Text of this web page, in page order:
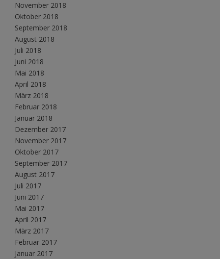
November 2018
Oktober 2018
September 2018
August 2018
Juli 2018
Juni 2018
Mai 2018
April 2018
März 2018
Februar 2018
Januar 2018
Dezember 2017
November 2017
Oktober 2017
September 2017
August 2017
Juli 2017
Juni 2017
Mai 2017
April 2017
März 2017
Februar 2017
Januar 2017